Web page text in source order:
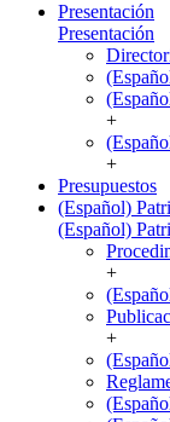
Presentación
Presentación
+
+
Presupuestos
(Español)
(Español)
+
+